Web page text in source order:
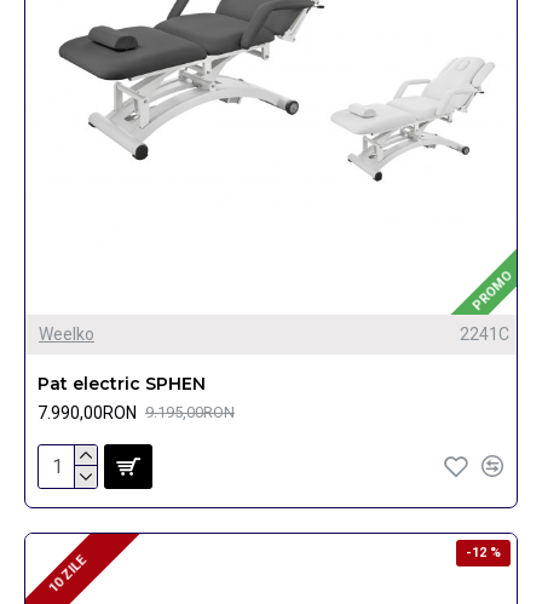
PROMO
Weelko 2241C
Pat electric SPHEN
7.990,00RON 9.195,00RON
-12 %
10 ZILE
10 ZILE